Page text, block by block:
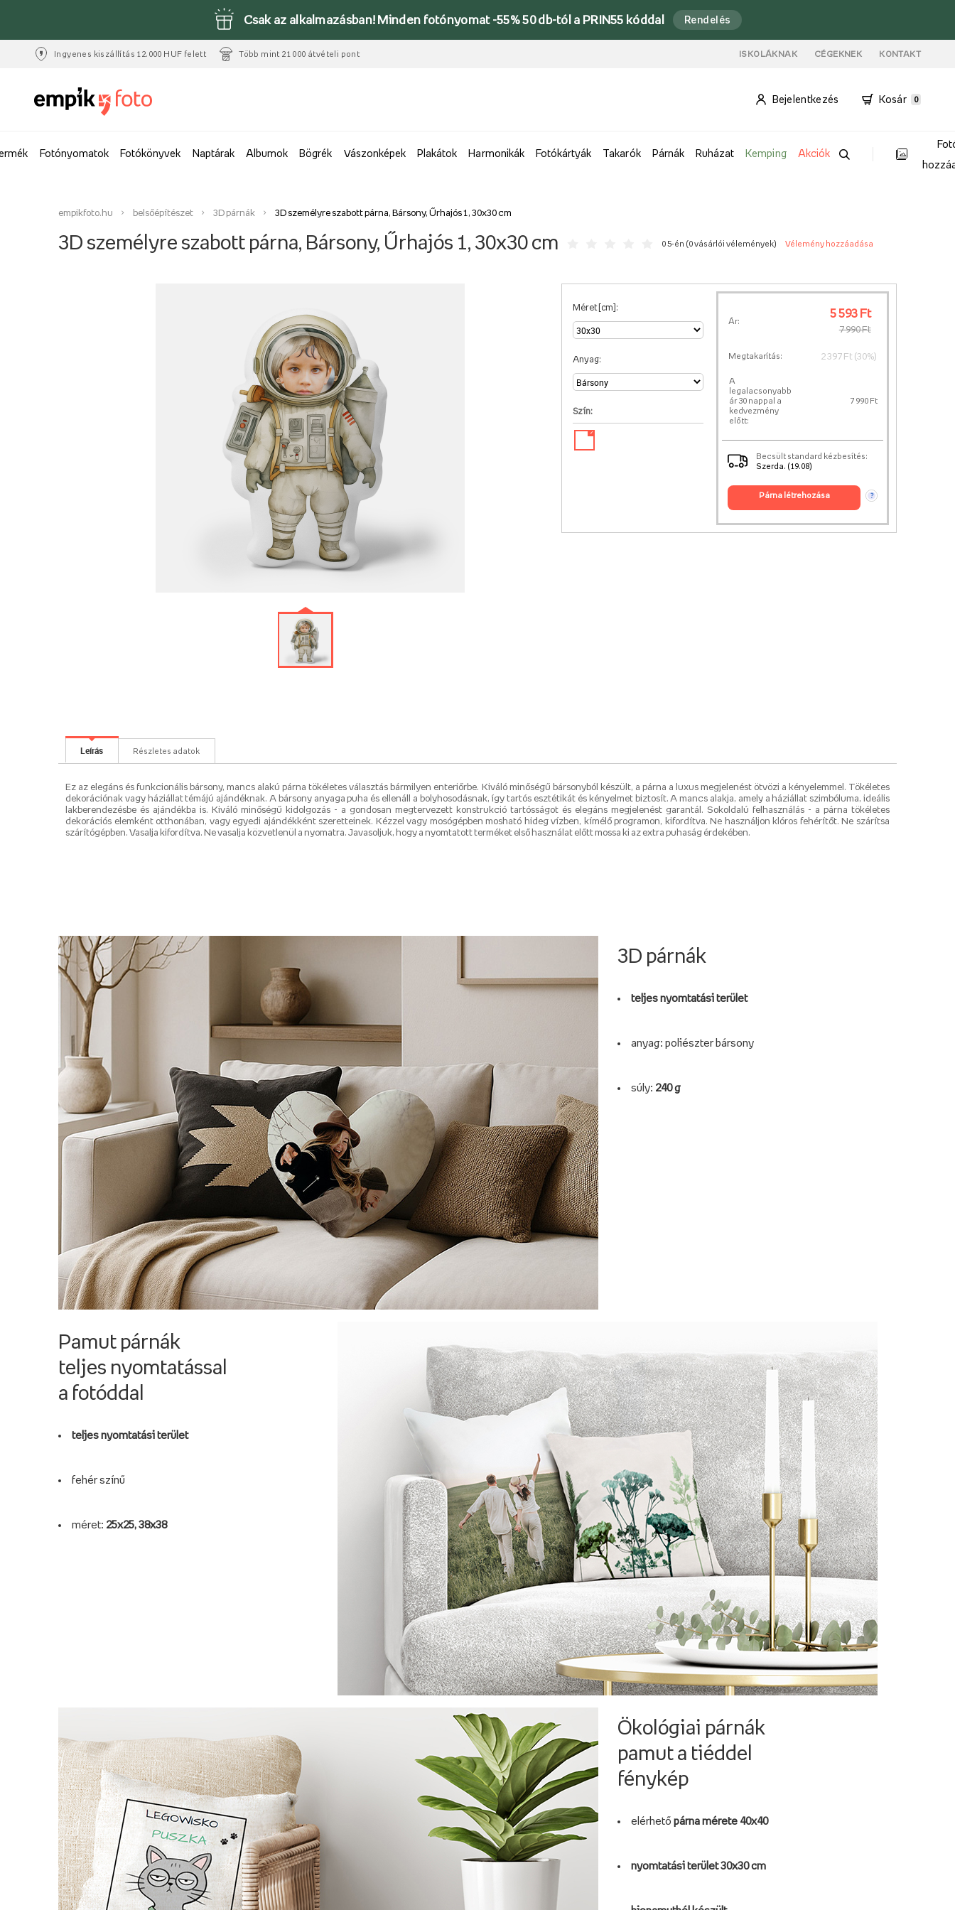
Csak az alkalmazásban! Minden fotónyomat -55% 50 db-tól a PRIN55 kóddal Rendelés
Ingyenes kiszállítás 12.000 HUF felett Több mint 21 000 átvételi pont ISKOLÁKNAK CÉGEKNEK KONTAKT
Bejelentkezés Kosár 0
Fotónyomatok Fotókönyvek Naptárak Albumok Bögrék Vászonképek Plakátok Harmonikák Fotókártyák Takarók Párnák Ruházat Kemping Akciók
empikfoto.hu belsőépítészet 3D párnák 3D személyre szabott párna, Bársony, Űrhajós 1, 30x30 cm
3D személyre szabott párna, Bársony, Űrhajós 1, 30x30 cm 0 5-én (0 vásárlói vélemények) Vélemény hozzáadása
Méret [cm]:
Anyag:
Szín:
✓
Ár:
5 593 Ft
7 990 Ft
Megtakarítás: 2 397 Ft (30%)
A
legalacsonyabb
ár 30 nappal a
kedvezmény
előtt:
7 990 Ft
Becsült standard kézbesítés:
Szerda. (19.08)
párna létrehozása ?
Leírás Részletes adatok
Ez az elegáns és funkcionális bársony, mancs alakú párna tökéletes választás bármilyen enteriőrbe. Kiváló minőségű bársonyból készült, a párna a luxus megjelenést ötvözi a kényelemmel. Tökéletes
dekorációnak vagy háziállat témájú ajándéknak. A bársony anyaga puha és ellenáll a bolyhosodásnak, így tartós esztétikát és kényelmet biztosít. A mancs alakja, amely a háziállat szimbóluma, ideális
lakberendezésbe és ajándékba is. Kiváló minőségű kidolgozás - a gondosan megtervezett konstrukció tartósságot és elegáns megjelenést garantál. Sokoldalú felhasználás - a párna tökéletes
dekorációs elemként otthonában, vagy egyedi ajándékként szeretteinek. Kézzel vagy mosógépben mosható hideg vízben, kímélő programon, kifordítva. Ne használjon klóros fehérítőt. Ne szárítsa
szárítógépben. Vasalja kifordítva. Ne vasalja közvetlenül a nyomatra. Javasoljuk, hogy a nyomtatott terméket első használat előtt mossa ki az extra puhaság érdekében.
3D párnák
teljes nyomtatási terület
anyag: poliészter bársony
súly: 240 g
Pamut párnák
teljes nyomtatással
a fotóddal
teljes nyomtatási terület
fehér színű
méret: 25x25, 38x38
Ökológiai párnák
pamut a tiéddel
fénykép
elérhető párna mérete 40x40
nyomtatási terület 30x30 cm